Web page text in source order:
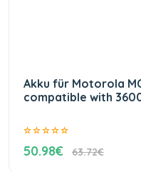
Akku für Motorola
compatible with
50.98€ 63.72€